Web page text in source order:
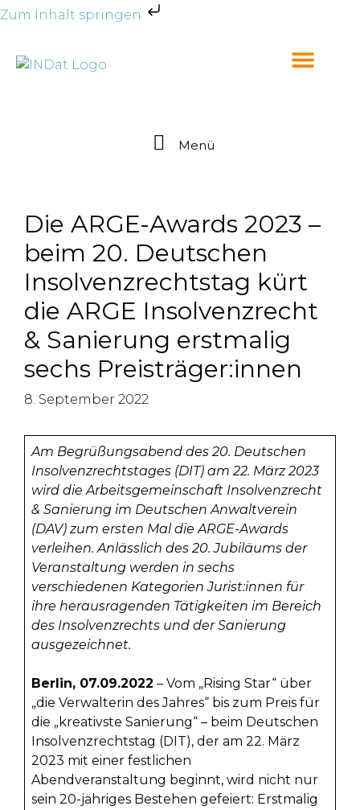
Zum Inhalt springen
Menü
Die ARGE-Awards 2023 –
beim 20. Deutschen
Insolvenzrechtstag kürt
die ARGE Insolvenzrecht
& Sanierung erstmalig
sechs Preisträger:innen
8. September 2022
Am Begrüßungsabend des 20. Deutschen
Insolvenzrechtstages (DIT) am 22. März 2023
wird die Arbeitsgemeinschaft Insolvenzrecht
& Sanierung im Deutschen Anwaltverein
(DAV) zum ersten Mal die ARGE-Awards
verleihen. Anlässlich des 20. Jubiläums der
Veranstaltung werden in sechs
verschiedenen Kategorien Jurist:innen für
ihre herausragenden Tätigkeiten im Bereich
des Insolvenzrechts und der Sanierung
ausgezeichnet.
Berlin, 07.09.2022 – Vom „Rising Star“ über
„die Verwalterin des Jahres“ bis zum Preis für
die „kreativste Sanierung“ – beim Deutschen
Insolvenzrechtstag (DIT), der am 22. März
2023 mit einer festlichen
Abendveranstaltung beginnt, wird nicht nur
sein 20-jähriges Bestehen gefeiert: Erstmalig